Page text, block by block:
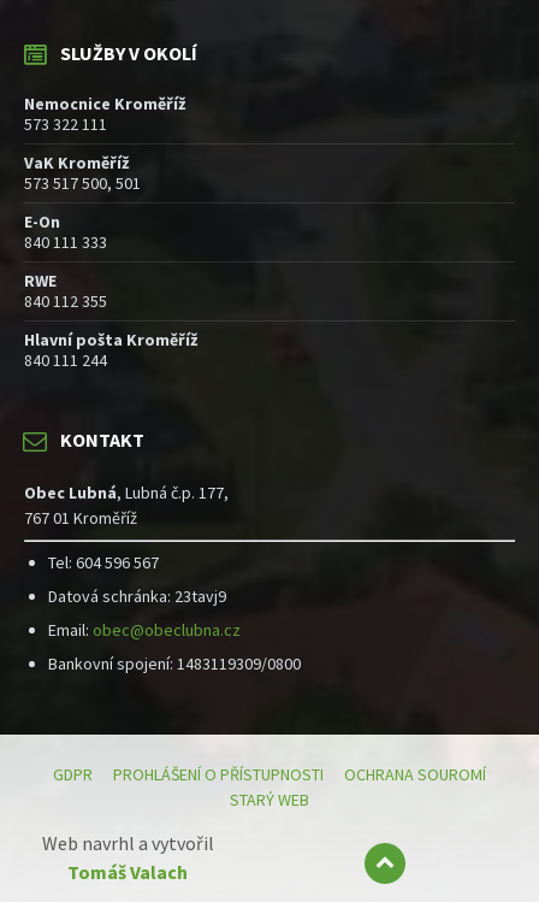
SLUŽBY V OKOLÍ
Nemocnice Kroměříž
573 322 111
VaK Kroměříž
573 517 500, 501
E-On
840 111 333
RWE
840 112 355
Hlavní pošta Kroměříž
840 111 244
KONTAKT
Obec Lubná, Lubná č.p. 177,
767 01 Kroměříž
Tel: 604 596 567
Datová schránka: 23tavj9
Email: obec@obeclubna.cz
Bankovní spojení: 1483119309/0800
GDPR PROHLÁŠENÍ O PŘÍSTUPNOSTI
OCHRANA SOUROMÍ
STARÝ WEB
Web navrhl a vytvořil
Tomáš Valach